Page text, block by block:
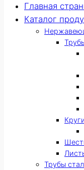
Главная
Каталог
Трубы